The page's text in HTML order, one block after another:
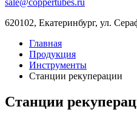
sale@coppertubes.ru
620102, Екатеринбург, ул.
Главная
Продукция
Инструменты
Станции рекуперации
Станции